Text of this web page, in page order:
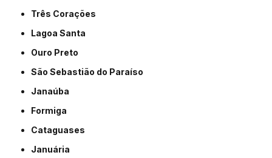
Três Corações
Lagoa Santa
Ouro Preto
São Sebastião do Paraíso
Janaúba
Formiga
Cataguases
Januária